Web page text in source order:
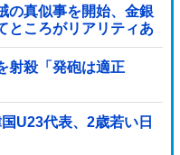
の真似事を開始、金銀
ところがリアリティあ
射殺「発砲は適正
U23代表、2歳若い日